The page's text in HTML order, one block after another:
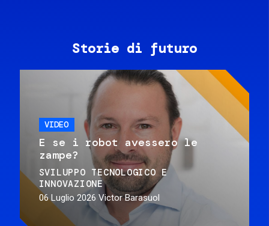
Storie di futuro
VIDEO
E se i robot avessero le
zampe?
SVILUPPO TECNOLOGICO E
INNOVAZIONE
06 Luglio 2026 Victor Barasuol